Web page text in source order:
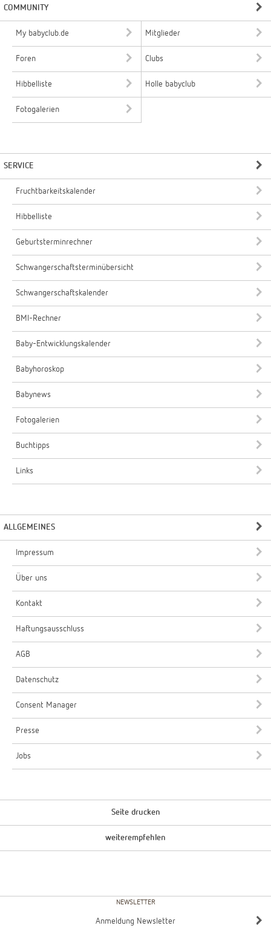
COMMUNITY
My babyclub.de Mitglieder
Foren Clubs
Hibbelliste Holle babyclub
Fotogalerien
SERVICE
Fruchtbarkeitskalender
Hibbelliste
Geburtsterminrechner
Schwangerschaftsterminübersicht
Schwangerschaftskalender
BMI-Rechner
Baby-Entwicklungskalender
Babyhoroskop
Babynews
Fotogalerien
Buchtipps
Links
ALLGEMEINES
Impressum
Über uns
Kontakt
Haftungsausschluss
AGB
Datenschutz
Consent Manager
Presse
Jobs
Seite drucken
weiterempfehlen
NEWSLETTER
Anmeldung Newsletter